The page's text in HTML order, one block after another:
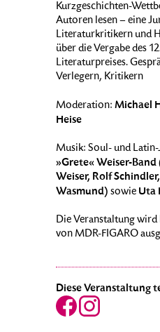
Kurzgeschichten-
Autoren lesen – eine
Literaturkritikern und
über die Vergabe des
Literaturpreises.
Verlegern, Kritikern
Moderation: Michael
Heise
Musik: Soul- und
»Grete« Weiser-
Weiser, Rolf
Wasmund) sowie Uta
Die Veranstaltung
von MDR-FIGARO
Diese Veranstaltung